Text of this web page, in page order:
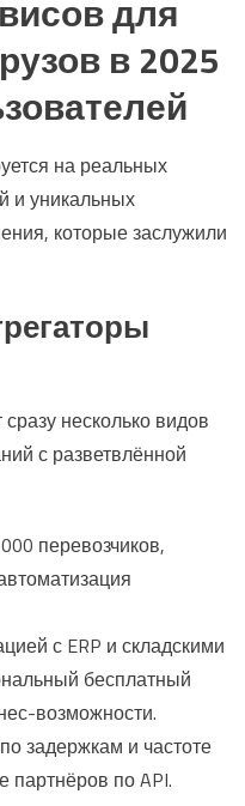
для
в 2025
на реальных
и уникальных
которые заслужили
несколько видов
с разветвлённой
перевозчиков,
с ERP и складскими
бесплатный
возможности.
задержкам и частоте
партнёров по API.